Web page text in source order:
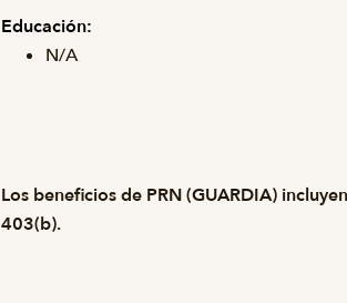
Educación:
N/A
Los beneficios de PRN (GUARDIA)
403(b).